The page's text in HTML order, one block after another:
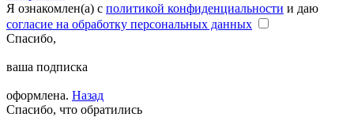
Я ознакомлен(а) с политикой конфиденциальности и даю
согласие на обработку персональных данных
Спасибо,
ваша подписка
оформлена. Назад
Спасибо, что обратились